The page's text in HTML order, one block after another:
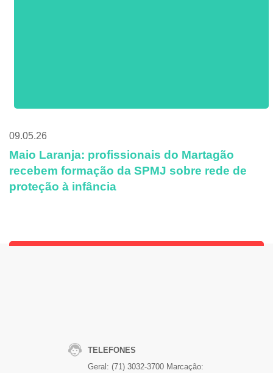
09.05.26
Maio Laranja: profissionais do Martagão
recebem formação da SPMJ sobre rede de
proteção à infância
TELEFONES
Geral: (71) 3032-3700 Marcação: